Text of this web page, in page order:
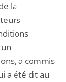
la
a commis
a été dit au